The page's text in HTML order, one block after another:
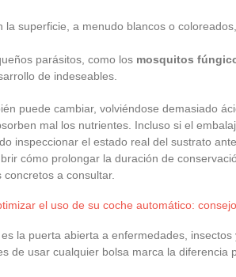
la superficie, a menudo blancos o
parásitos, como los mosquitos
de indeseables.
puede cambiar, volviéndose demasiado
mal los nutrientes. Incluso si el
inspeccionar el estado real del sustrato
cómo prolongar la duración de
a consultar.
el uso de su coche automático:
la puerta abierta a enfermedades,
de usar cualquier bolsa marca la diferencia